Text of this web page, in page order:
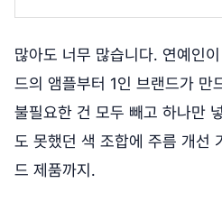
많아도 너무 많습니다. 연예인
드의 앰플부터 1인 브랜드가 만
불필요한 건 모두 빼고 하나만
도 못했던 색 조합에 주름 개선
드 제품까지.